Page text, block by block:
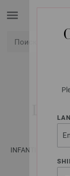
INFANTI No. 21 -